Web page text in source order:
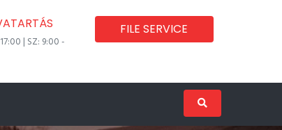
| SZ: 9:00 -
FILE SERVICE